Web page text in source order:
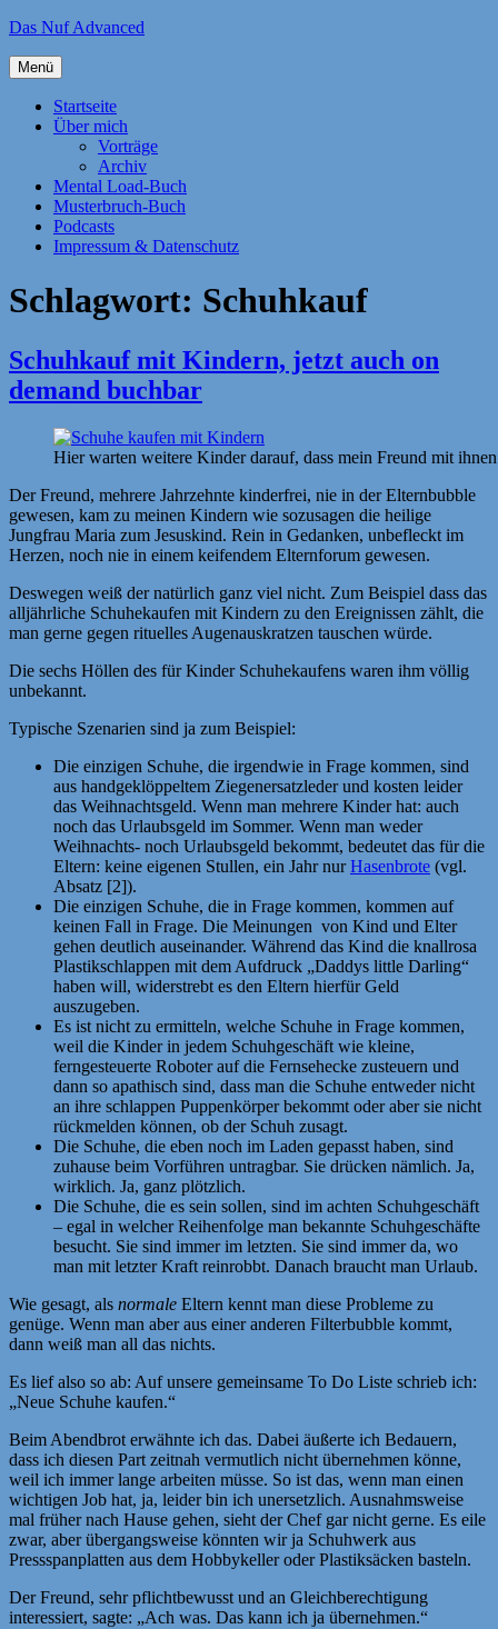
Zum
springen
Das Nuf Advanced
Menü
Startseite
Über mich
Vorträge
Archiv
Mental Load-Buch
Musterbruch-Buch
Podcasts
Impressum & Datenschutz
Schlagwort: Schuhkauf
Schuhkauf mit Kindern, jetzt auch on
demand buchbar
Hier warten weitere Kinder darauf, dass mein Freund mit
Der Freund, mehrere Jahrzehnte kinderfrei, nie in der Elternbubble
gewesen, kam zu meinen Kindern wie sozusagen die heilige
Jungfrau Maria zum Jesuskind. Rein in Gedanken, unbefleckt im
Herzen, noch nie in einem keifendem Elternforum gewesen.
Deswegen weiß der natürlich ganz viel nicht. Zum Beispiel dass das
alljährliche Schuhekaufen mit Kindern zu den Ereignissen zählt, die
man gerne gegen rituelles Augenauskratzen tauschen würde.
Die sechs Höllen des für Kinder Schuhekaufens waren ihm völlig
unbekannt.
Typische Szenarien sind ja zum Beispiel:
Die einzigen Schuhe, die irgendwie in Frage kommen, sind
aus handgeklöppeltem Ziegenersatzleder und kosten leider
das Weihnachtsgeld. Wenn man mehrere Kinder hat: auch
noch das Urlaubsgeld im Sommer. Wenn man weder
Weihnachts- noch Urlaubsgeld bekommt, bedeutet das für die
Eltern: keine eigenen Stullen, ein Jahr nurHasenbrote (vgl.
Absatz [2]).
Die einzigen Schuhe, die in Frage kommen, kommen auf
keinen Fall in Frage. Die Meinungen von Kind und Elter
gehen deutlich auseinander. Während das Kind die knallrosa
Plastikschlappen mit dem Aufdruck „Daddys little Darling“
haben will, widerstrebt es den Eltern hierfür Geld
auszugeben.
Es ist nicht zu ermitteln, welche Schuhe in Frage kommen,
weil die Kinder in jedem Schuhgeschäft wie kleine,
ferngesteuerte Roboter auf die Fernsehecke zusteuern und
dann so apathisch sind, dass man die Schuhe entweder nicht
an ihre schlappen Puppenkörper bekommt oder aber sie nicht
rückmelden können, ob der Schuh zusagt.
Die Schuhe, die eben noch im Laden gepasst haben, sind
zuhause beim Vorführen untragbar. Sie drücken nämlich. Ja,
wirklich. Ja, ganz plötzlich.
Die Schuhe, die es sein sollen, sind im achten Schuhgeschäft
– egal in welcher Reihenfolge man bekannte Schuhgeschäfte
besucht. Sie sind immer im letzten. Sie sind immer da, wo
man mit letzter Kraft reinrobbt. Danach braucht man Urlaub.
Wie gesagt, als normale Eltern kennt man diese Probleme zu
genüge. Wenn man aber aus einer anderen Filterbubble kommt,
dann weiß man all das nichts.
Es lief also so ab: Auf unsere gemeinsame To Do Liste schrieb ich:
„Neue Schuhe kaufen.“
Beim Abendbrot erwähnte ich das. Dabei äußerte ich Bedauern,
dass ich diesen Part zeitnah vermutlich nicht übernehmen könne,
weil ich immer lange arbeiten müsse. So ist das, wenn man einen
wichtigen Job hat, ja, leider bin ich unersetzlich. Ausnahmsweise
mal früher nach Hause gehen, sieht der Chef gar nicht gerne. Es eile
zwar, aber übergangsweise könnten wir ja Schuhwerk aus
Pressspanplatten aus dem Hobbykeller oder Plastiksäcken basteln.
Der Freund, sehr pflichtbewusst und an Gleichberechtigung
interessiert, sagte: „Ach was. Das kann ich ja übernehmen.“